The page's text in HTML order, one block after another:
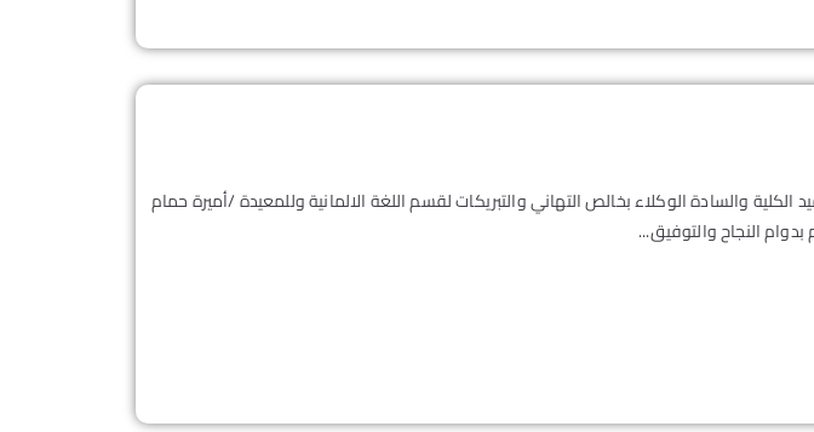
والسادة الوكلاء بخالص التهاني والتبريكات لقسم اللغة الالمانية وللمعيدة /أميرة حمام
النجاح والتوفيق...